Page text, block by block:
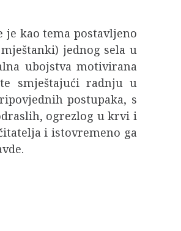
kao tema postavljeno
jednog sela u
ubojstva motivirana
smještajući radnju u
postupaka, s
ogrezlog u krvi i
i istovremeno ga